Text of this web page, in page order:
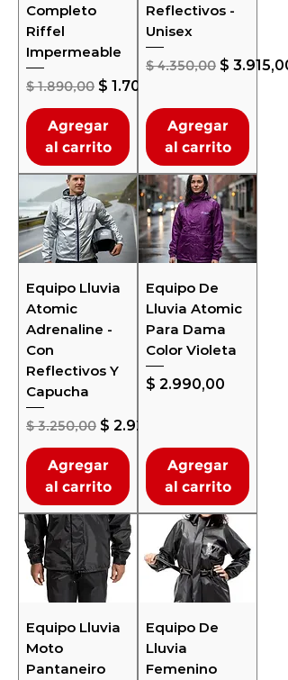
Completo
Riffel
Impermeable
Precio
$ 1.890,00 Precio de oferta
$ 1.701,00
Agregar
al carrito
Reflectivos -
Unisex
Precio
$ 4.350,00 Precio
$ 3.915,00
Agregar
al carrito
Equipo Lluvia
Atomic
Adrenaline -
Con
Reflectivos Y
Capucha
Precio
$ 3.250,00 Precio de oferta
$ 2.925,00
Agregar
al carrito
Equipo De
Lluvia Atomic
Para Dama
Color Violeta
Precio
$ 2.990,00
Agregar
al carrito
Equipo Lluvia
Moto
Pantaneiro
Equipo De
Lluvia
Femenino